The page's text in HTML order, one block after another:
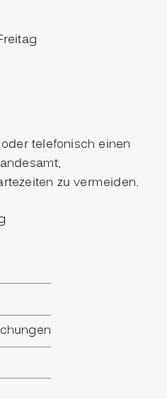
telefonisch einen
zu vermeiden.